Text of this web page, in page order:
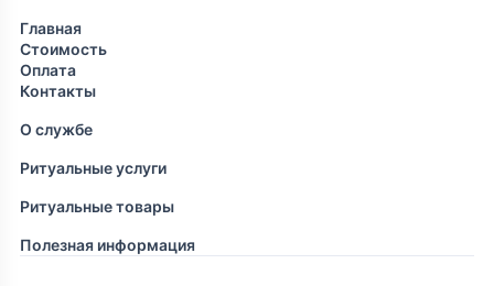
Главная
Стоимость
Оплата
Контакты
О службе
Ритуальные услуги
Ритуальные товары
Полезная информация